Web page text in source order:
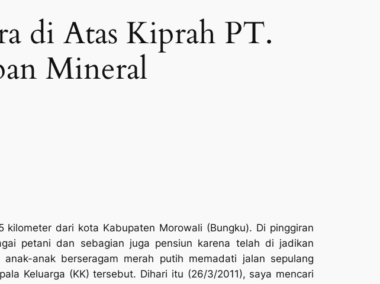
di Atas Kiprah PT.
Mineral
dari kota Kabupaten Morowali (Bungku). Di pinggiran
petani dan sebagian juga pensiun karena telah di jadikan
anak berseragam merah putih memadati jalan sepulang
Keluarga (KK) tersebut. Dihari itu (26/3/2011), saya mencari